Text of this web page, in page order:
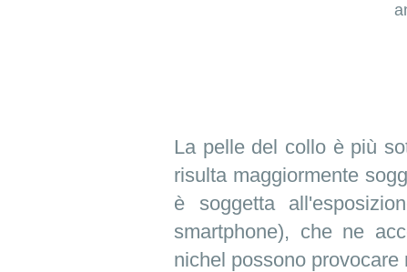
La pelle del collo è più
risulta maggiormente
è soggetta
smartphone), che ne
nichel possono